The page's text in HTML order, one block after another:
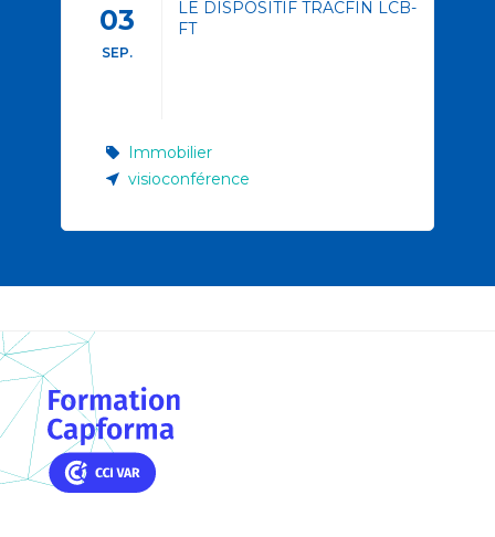
03
SEP.
LE DISPOSITIF TRACFIN LCB-
FT
Immobilier
visioconférence